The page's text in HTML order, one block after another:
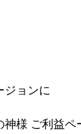
ョンに
様 ご利益ペ